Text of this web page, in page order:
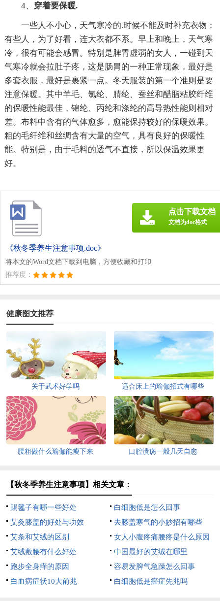
4、 穿着要保暖.
一些人不小心，天气寒冷的.时候不能及时补充衣物；
有些人，为了好看，连大衣都不系。早上和晚上，天气寒
冷，很有可能会感冒。特别是脾胃虚弱的女人，一碰到天
气寒冷就会拉肚子疼，这是肠胃的一种正常现象，最好是
多套衣服，最好是裹紧一点。冬天服装的第一个准则是要
注意保暖。其中羊毛、氯纶、腈纶、蚕丝和醋脂粘胶纤维
的保暖性能最佳，锦纶、丙纶和涤纶的高导热性能则相对
差。布料中含有的气体愈多，愈能保持较好的保暖效果。
粗的毛纤维和丝绸含有大量的空气，具有良好的保暖性
能。特别是，由于毛料的透气不直接，所以保温效果更
好。
《秋冬季养生注意事项.doc》
将本文的Word文档下载到电脑，方便收藏和打印
推荐度：
点击下载文档
文档为doc格式
健康图文推荐
关于武术好学吗 适合床上的瑜伽招式有哪些
腰粗做什么瑜伽能瘦下来 口腔溃疡一般几天自愈
【秋冬季养生注意事项】相关文章：
踢毽子有哪一些好处
白细胞低是怎么回事
艾灸膝盖的好处与功效
去膝盖寒气的小妙招有哪些
艾条和艾绒的区别
女人小腹疼痛腰疼是什么原因
艾绒敷腰有什么好处
中国最好的艾绒在哪里
跑步全身痒的原因
容易发脾气急躁怎么回事
白血病症状10大前兆
白细胞低是癌症先兆吗